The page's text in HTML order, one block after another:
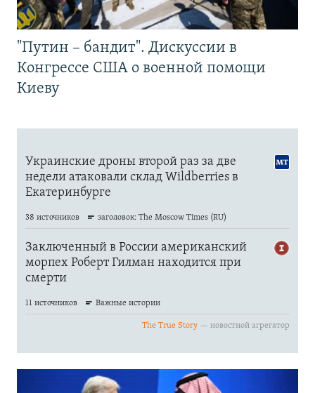
"Путин – бандит". Дискуссии в
Конгрессе США о военной помощи
Киеву